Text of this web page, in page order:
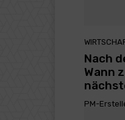
Nach
Wann
PM-